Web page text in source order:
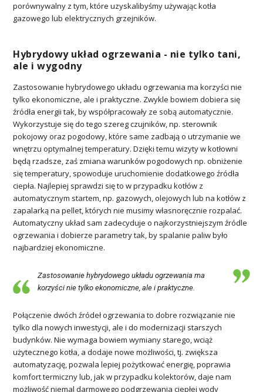
porównywalny z tym, które uzyskalibyśmy używając kotła
gazowego lub elektrycznych grzejników.
Hybrydowy układ ogrzewania - nie tylko tani,
ale i wygodny
Zastosowanie hybrydowego układu ogrzewania ma korzyści nie
tylko ekonomiczne, ale i praktyczne. Zwykle bowiem dobiera się
źródła energii tak, by współpracowały ze sobą automatycznie.
Wykorzystuje się do tego szereg czujników, np. sterownik
pokojowy oraz pogodowy, które same zadbają o utrzymanie we
wnętrzu optymalnej temperatury. Dzięki temu wizyty w kotłowni
będą rzadsze, zaś zmiana warunków pogodowych np. obniżenie
się temperatury, spowoduje uruchomienie dodatkowego źródła
ciepła. Najlepiej sprawdzi się to w przypadku kotłów z
automatycznym startem, np. gazowych, olejowych lub na kotłów z
zapalarką na pellet, których nie musimy własnoręcznie rozpalać.
Automatyczny układ sam zadecyduje o najkorzystniejszym źródle
ogrzewania i dobierze parametry tak, by spalanie paliw było
najbardziej ekonomiczne.
Zastosowanie hybrydowego układu ogrzewania ma
korzyści nie tylko ekonomiczne, ale i praktyczne.
Połączenie dwóch źródeł ogrzewania to dobre rozwiązanie nie
tylko dla nowych inwestycji, ale i do modernizacji starszych
budynków. Nie wymaga bowiem wymiany starego, wciąż
użytecznego kotła, a dodaje nowe możliwości, tj. zwiększa
automatyzację, pozwala lepiej pożytkować energię, poprawia
komfort termiczny lub, jak w przypadku kolektorów, daje nam
możliwość niemal darmowego podgrzewania ciepłej wody